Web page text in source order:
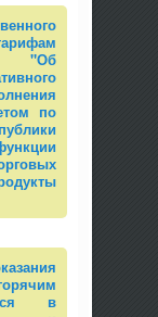
"Об
по
в